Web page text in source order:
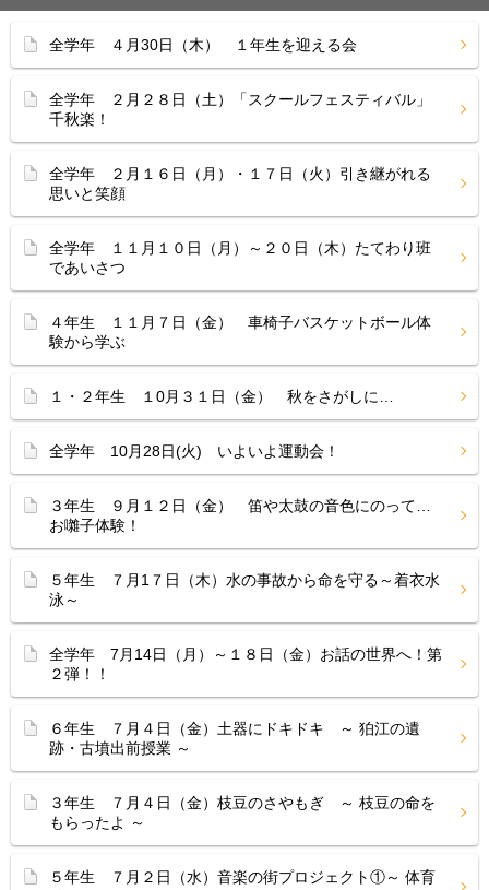
全学年 ４月30日（木） １年生を迎える会
全学年 ２月２８日（土）「スクールフェスティバル」
千秋楽！
全学年 ２月１６日（月）・１７日（火）引き継がれる
思いと笑顔
全学年 １１月１０日（月）～２０日（木）たてわり班
であいさつ
４年生 １１月７日（金） 車椅子バスケットボール体
験から学ぶ
１・２年生 １0月３１日（金） 秋をさがしに…
全学年 10月28日(火) いよいよ運動会！
３年生 ９月１２日（金） 笛や太鼓の音色にのって…
お囃子体験！
５年生 ７月1７日（木）水の事故から命を守る～着衣水
泳～
全学年 7月14日（月）～１８日（金）お話の世界へ！第
２弾！！
６年生 ７月４日（金）土器にドキドキ ～ 狛江の遺
跡・古墳出前授業 ～
３年生 ７月４日（金）枝豆のさやもぎ ～ 枝豆の命を
もらったよ ～
５年生 ７月２日（水）音楽の街プロジェクト①～ 体育